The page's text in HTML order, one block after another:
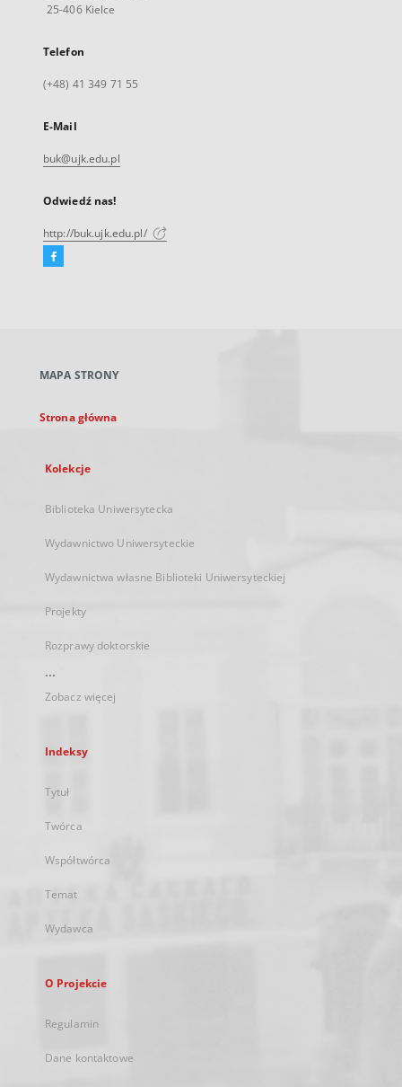
25-406 Kielce
Telefon
(+48) 41 349 71 55
E-Mail
buk@ujk.edu.pl
Odwiedź nas!
http://buk.ujk.edu.pl/
Facebook
karcie
MAPA STRONY
Strona główna
Kolekcje
Biblioteka Uniwersytecka
Wydawnictwo Uniwersyteckie
Wydawnictwa własne Biblioteki Uniwersyteckiej
Projekty
Rozprawy doktorskie
...
Zobacz więcej
Indeksy
Tytuł
Twórca
Współtwórca
Temat
Wydawca
O Projekcie
Regulamin
Dane kontaktowe